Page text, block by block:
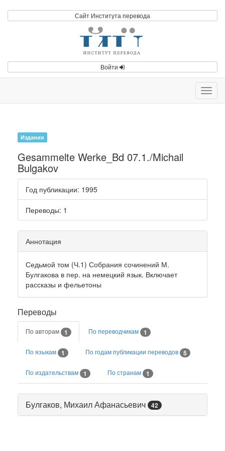
Сайт Института перевода
Войти
Издания
Gesammelte Werke_Bd 07.1./Michail
Bulgakov
Год публикации: 1995
Переводы: 1
Аннотация
Седьмой том (Ч.1) Собрания сочинений М.
Булгакова в пер. на немецкий язык. Включает
рассказы и фельетоны
Переводы
По авторам 1 По переводчикам 1
По языкам 1 По годам публикации переводов 5
По издательствам 1 По странам 1
Булгаков, Михаил Афанасьевич 42